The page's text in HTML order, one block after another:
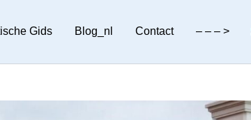
Gids Blog_nl Contact – – – >